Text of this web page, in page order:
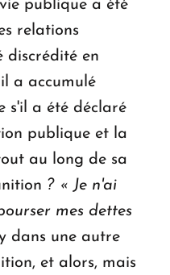
publique a été
relations
discrédité en
a accumulé
s'il a été déclaré
publique et la
au long de sa
? « Je n'ai
mes dettes
dans une autre
et alors, mais